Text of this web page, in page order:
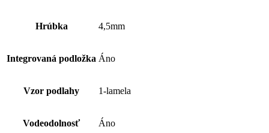
Hrúbka 4,5mm
Integrovaná podložka Áno
Vzor podlahy 1-lamela
Vodeodolnosť Áno